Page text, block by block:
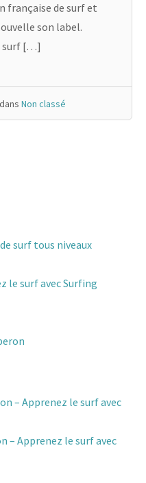
française de surf et
son label.
surf […]
Non classé
surf tous niveaux
le surf avec Surfing
– Apprenez le surf avec
– Apprenez le surf avec